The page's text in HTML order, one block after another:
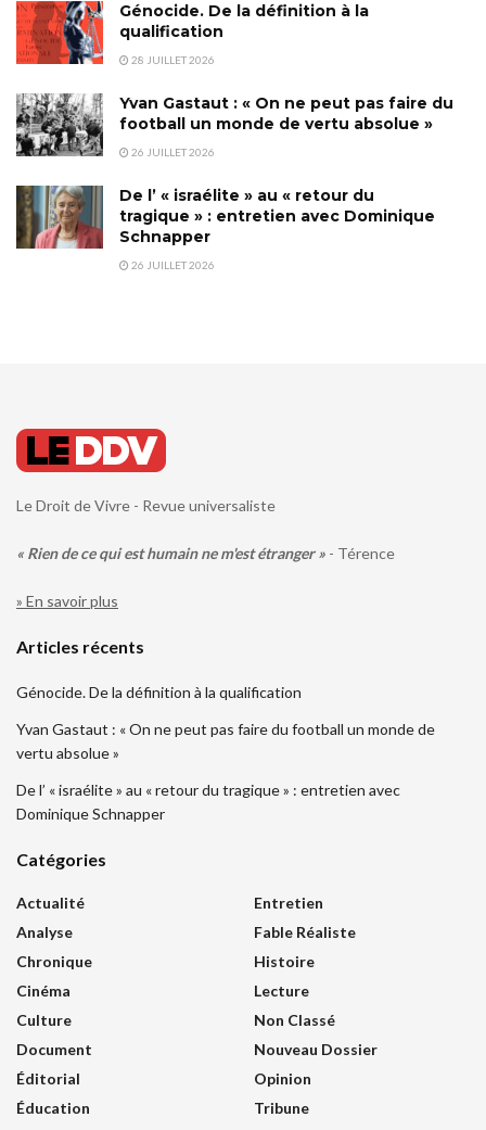
Génocide. De la définition à la
qualification
28 JUILLET 2026
Yvan Gastaut : « On ne peut pas faire du
football un monde de vertu absolue »
26 JUILLET 2026
De l’ « israélite » au « retour du
tragique » : entretien avec Dominique
Schnapper
26 JUILLET 2026
Le Droit de Vivre - Revue universaliste
« Rien de ce qui est humain ne m'est étranger » - Térence
» En savoir plus
Articles récents
Génocide. De la définition à la qualification
Yvan Gastaut : « On ne peut pas faire du football un monde de
vertu absolue »
De l’ « israélite » au « retour du tragique » : entretien avec
Dominique Schnapper
Catégories
Actualité
Analyse
Chronique
Cinéma
Culture
Document
Éditorial
Éducation
Entretien
Fable Réaliste
Histoire
Lecture
Non Classé
Nouveau Dossier
Opinion
Tribune